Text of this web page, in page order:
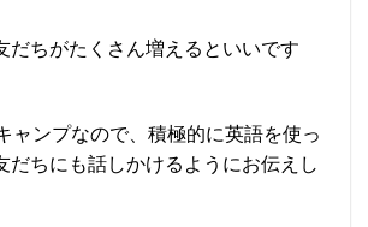
だちがたくさん増えるといいです
ャンプなので、積極的に英語を使っ
だちにも話しかけるようにお伝えし